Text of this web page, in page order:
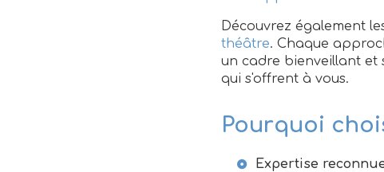
Découvrez également
théâtre. Chaque
un cadre bienveillant et
qui s'offrent à vous.
Pourquoi
Expertise